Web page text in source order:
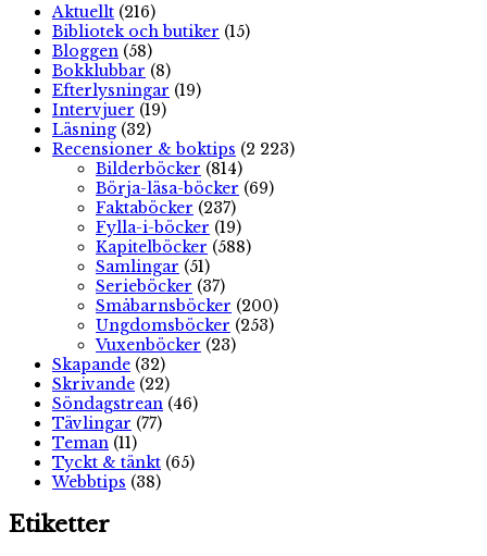
Aktuellt (216)
Bibliotek och butiker (15)
Bloggen (58)
Bokklubbar (8)
Efterlysningar (19)
Intervjuer (19)
Läsning (32)
Recensioner & boktips (2 223)
Bilderböcker (814)
Börja-läsa-böcker (69)
Faktaböcker (237)
Fylla-i-böcker (19)
Kapitelböcker (588)
Samlingar (51)
Serieböcker (37)
Småbarnsböcker (200)
Ungdomsböcker (253)
Vuxenböcker (23)
Skapande (32)
Skrivande (22)
Söndagstrean (46)
Tävlingar (77)
Teman (11)
Tyckt & tänkt (65)
Webbtips (38)
Etiketter